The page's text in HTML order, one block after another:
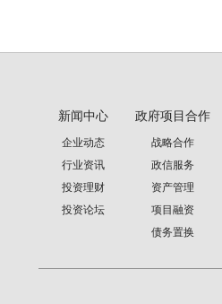
新闻中心
企业动态
行业资讯
投资理财
投资论坛
政府项目合作
战略合作
政信服务
资产管理
项目融资
债务置换